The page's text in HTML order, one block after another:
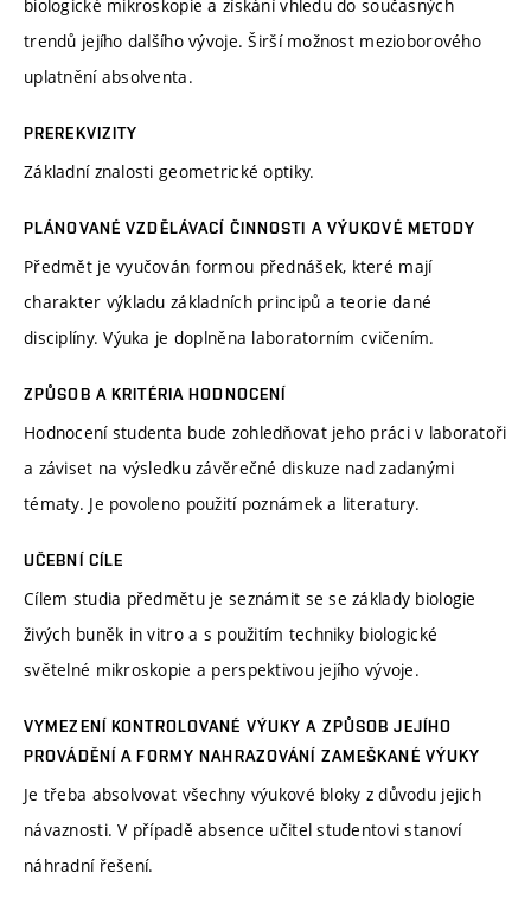
biologické mikroskopie a získání vhledu do současných
trendů jejího dalšího vývoje. Širší možnost mezioborového
uplatnění absolventa.
PREREKVIZITY
Základní znalosti geometrické optiky.
PLÁNOVANÉ VZDĚLÁVACÍ ČINNOSTI A VÝUKOVÉ METODY
Předmět je vyučován formou přednášek, které mají
charakter výkladu základních principů a teorie dané
disciplíny. Výuka je doplněna laboratorním cvičením.
ZPŮSOB A KRITÉRIA HODNOCENÍ
Hodnocení studenta bude zohledňovat jeho práci v laboratoři
a záviset na výsledku závěrečné diskuze nad zadanými
tématy. Je povoleno použití poznámek a literatury.
UČEBNÍ CÍLE
Cílem studia předmětu je seznámit se se základy biologie
živých buněk in vitro a s použitím techniky biologické
světelné mikroskopie a perspektivou jejího vývoje.
VYMEZENÍ KONTROLOVANÉ VÝUKY A ZPŮSOB JEJÍHO
PROVÁDĚNÍ A FORMY NAHRAZOVÁNÍ ZAMEŠKANÉ VÝUKY
Je třeba absolvovat všechny výukové bloky z důvodu jejich
návaznosti. V případě absence učitel studentovi stanoví
náhradní řešení.